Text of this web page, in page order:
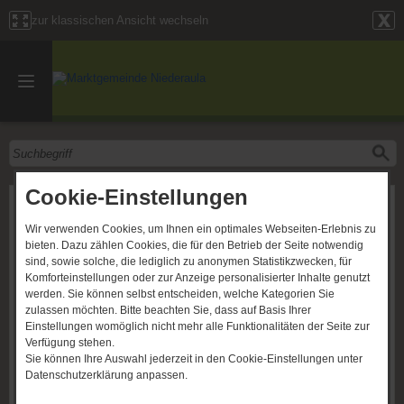
Cookie-Einstellungen
Wir verwenden Cookies, um Ihnen ein optimales Webseiten-Erlebnis zu
bieten. Dazu zählen Cookies, die für den Betrieb der Seite notwendig
sind, sowie solche, die lediglich zu anonymen Statistikzwecken, für
Komforteinstellungen oder zur Anzeige personalisierter Inhalte genutzt
werden. Sie können selbst entscheiden, welche Kategorien Sie
zulassen möchten. Bitte beachten Sie, dass auf Basis Ihrer
Einstellungen womöglich nicht mehr alle Funktionalitäten der Seite zur
Verfügung stehen.
Sie können Ihre Auswahl jederzeit in den Cookie-Einstellungen unter
Datenschutzerklärung anpassen.
zur klassischen Ansicht wechseln
Pressemitteilung Renaturierung
Festplatz Kleba
Die Marktgemeinde Niederaula hat sich in einem engagierten Bündnis